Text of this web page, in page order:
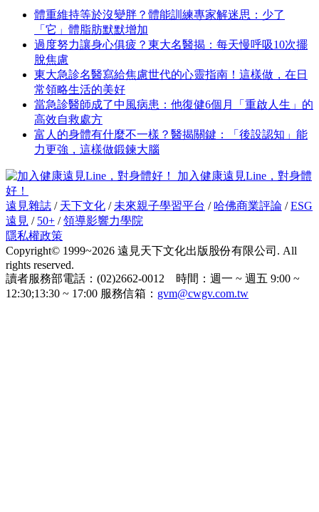
體重維持等於沒變胖？體能訓練專家解迷思：少了
「它」體脂肪默默增加
過度努力讓身心俱疲？東大名醫揭：每天慢呼吸10次擺
脫焦慮
東大急診名醫寫給焦慮世代的心靈指南！這樣做，在日
常領略生活的美好
當急診醫師成了中風病患：他復健6個月「重啟人生」的
高效自救處方
富人的身體有什麼不一樣？醫揭關鍵：「後設認知」能
力更強，這樣做鍛鍊大腦
加入健康遠見Line，對身體
好！
遠見雜誌 / 天下文化 /未來親子學習平台 / 哈佛商業評論 /ESG
遠見 / 50+ /領導影響力學院
隱私權政策
Copyright© 1999~2026 遠見天下文化出版股份有限公司. All
rights reserved.
讀者服務部電話：(02)2662-0012 時間：週一 ~ 週五 9:00 ~
12:30;13:30 ~ 17:00 服務信箱： gvm@cwgv.com.tw